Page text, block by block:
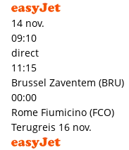
14 nov.
09:10
direct
11:15
Brussel Zaventem (BRU)
00:00
Rome Fiumicino (FCO)
Terugreis 16 nov.